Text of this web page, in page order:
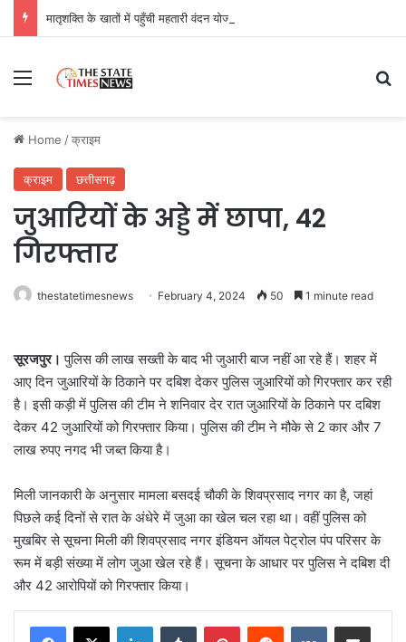
Menu
Home /क्राइम
क्राइम छत्तीसगढ़
जुआरियों के अड्डे में छापा, 42
गिरफ्तार
thestatetimesnews February 4, 2024 50 1 minute read
सूरजपुर। पुलिस की लाख सख्ती के बाद भी जुआरी बाज नहीं आ रहे हैं। शहर में
आए दिन जुआरियों के ठिकाने पर दबिश देकर पुलिस जुआरियों को गिरफ्तार कर रही
है। इसी कड़ी में पुलिस की टीम ने शनिवार देर रात जुआरियों के ठिकाने पर दबिश
देकर 42 जुआरियों को गिरफ्तार किया। पुलिस की टीम ने मौके से 2 कार और 7
लाख रुपए नगद भी जब्त किया है।
मिली जानकारी के अनुसार मामला बसदई चौकी के शिवप्रसाद नगर का है, जहां
पिछले कई दिनों से रात के अंधेरे में जुआ का खेल चल रहा था। वहीं पुलिस को
मुखबिर से सूचना मिली की शिवप्रसाद नगर इंडियन ऑयल पेट्रोल पंप परिसर के
रूम में बड़ी संख्या में लोग जुआ खेल रहे हैं। सूचना के आधार पर पुलिस ने दबिश दी
और 42 आरोपियों को गिरफ्तार किया।
LinkedInTumblr PinterestReddit VKontakteShare via Email